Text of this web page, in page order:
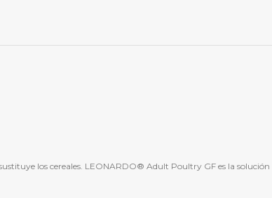
los cereales. LEONARDO® Adult Poultry GF es la